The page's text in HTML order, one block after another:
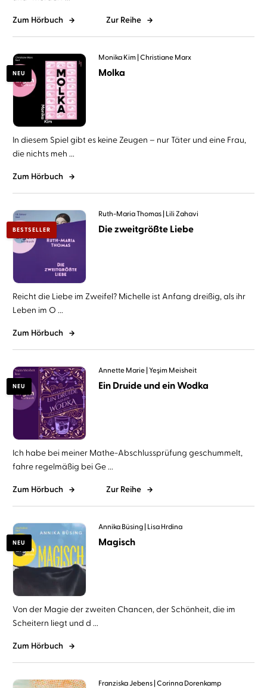
Zum Hörbuch Zur Reihe
NEU
Monika Kim Christiane Marx
Molka
In diesem Spiel gibt es keine Zeugen – nur Täter und eine Frau,
die nichts meh ...
Zum Hörbuch
BESTSELLER
Ruth-Maria Thomas Lili Zahavi
Die zweitgrößte Liebe
Reicht die Liebe im Zweifel? Michelle ist Anfang dreißig, als ihr
Leben im O ...
Zum Hörbuch
NEU
Annette Marie Yeşim Meisheit
Ein Druide und ein Wodka
Ich habe bei meiner Mathe-Abschlussprüfung geschummelt,
fahre regelmäßig bei Ge ...
Zum Hörbuch Zur Reihe
NEU
Annika Büsing Lisa Hrdina
Magisch
Von der Magie der zweiten Chancen, der Schönheit, die im
Scheitern liegt und d ...
Zum Hörbuch
Franziska Jebens Corinna Dorenkamp